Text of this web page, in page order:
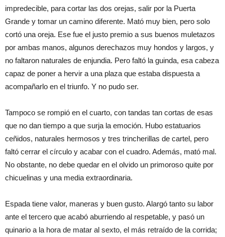
impredecible, para cortar las dos orejas, salir por la Puerta
Grande y tomar un camino diferente. Mató muy bien, pero solo
cortó una oreja. Ese fue el justo premio a sus buenos muletazos
por ambas manos, algunos derechazos muy hondos y largos, y
no faltaron naturales de enjundia. Pero faltó la guinda, esa cabeza
capaz de poner a hervir a una plaza que estaba dispuesta a
acompañarlo en el triunfo. Y no pudo ser.
Tampoco se rompió en el cuarto, con tandas tan cortas de esas
que no dan tiempo a que surja la emoción. Hubo estatuarios
ceñidos, naturales hermosos y tres trincherillas de cartel, pero
faltó cerrar el círculo y acabar con el cuadro. Además, mató mal.
No obstante, no debe quedar en el olvido un primoroso quite por
chicuelinas y una media extraordinaria.
Espada tiene valor, maneras y buen gusto. Alargó tanto su labor
ante el tercero que acabó aburriendo al respetable, y pasó un
quinario a la hora de matar al sexto, el más retraído de la corrida;